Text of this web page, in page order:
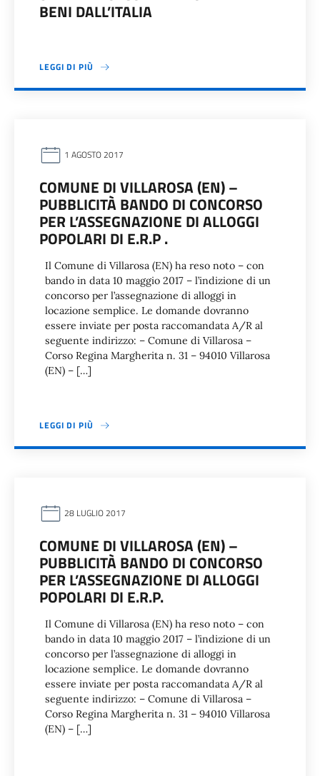
BENI DALL’ITALIA
LEGGI DI PIÙ
1 AGOSTO 2017
COMUNE DI VILLAROSA (EN) –
PUBBLICITÀ BANDO DI CONCORSO
PER L’ASSEGNAZIONE DI ALLOGGI
POPOLARI DI E.R.P .
Il Comune di Villarosa (EN) ha reso noto – con
bando in data 10 maggio 2017 – l’indizione di un
concorso per l’assegnazione di alloggi in
locazione semplice. Le domande dovranno
essere inviate per posta raccomandata A/R al
seguente indirizzo: – Comune di Villarosa –
Corso Regina Margherita n. 31 – 94010 Villarosa
(EN) – […]
LEGGI DI PIÙ
28 LUGLIO 2017
COMUNE DI VILLAROSA (EN) –
PUBBLICITÀ BANDO DI CONCORSO
PER L’ASSEGNAZIONE DI ALLOGGI
POPOLARI DI E.R.P.
Il Comune di Villarosa (EN) ha reso noto – con
bando in data 10 maggio 2017 – l’indizione di un
concorso per l’assegnazione di alloggi in
locazione semplice. Le domande dovranno
essere inviate per posta raccomandata A/R al
seguente indirizzo: – Comune di Villarosa –
Corso Regina Margherita n. 31 – 94010 Villarosa
(EN) – […]